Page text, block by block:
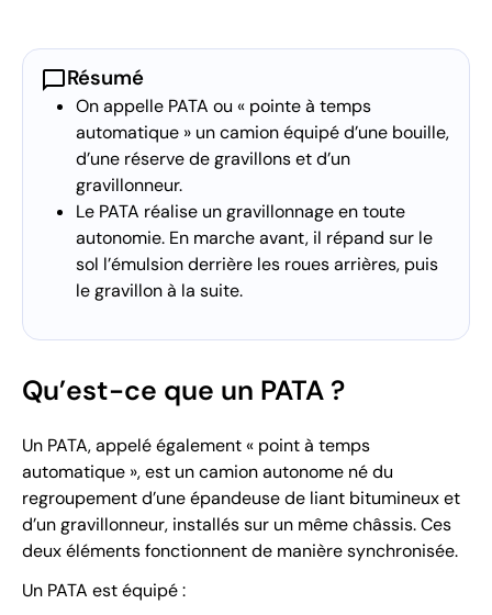
chat_bubbleRésumé
On appelle PATA ou « pointe à temps
automatique » un camion équipé d’une bouille,
d’une réserve de gravillons et d’un
gravillonneur.
Le PATA réalise un gravillonnage en toute
autonomie. En marche avant, il répand sur le
sol l’émulsion derrière les roues arrières, puis
le gravillon à la suite.
Qu’est-ce que un PATA ?
Un PATA, appelé également « point à temps
automatique », est un camion autonome né du
regroupement d’une épandeuse de liant bitumineux et
d’un gravillonneur, installés sur un même châssis. Ces
deux éléments fonctionnent de manière synchronisée.
Un PATA est équipé :